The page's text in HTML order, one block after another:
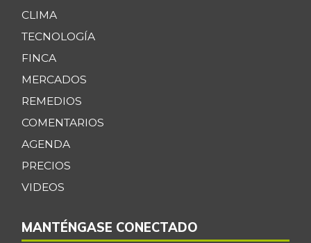
CLIMA
TECNOLOGÍA
FINCA
MERCADOS
REMEDIOS
COMENTARIOS
AGENDA
PRECIOS
VIDEOS
MANTÉNGASE CONECTADO